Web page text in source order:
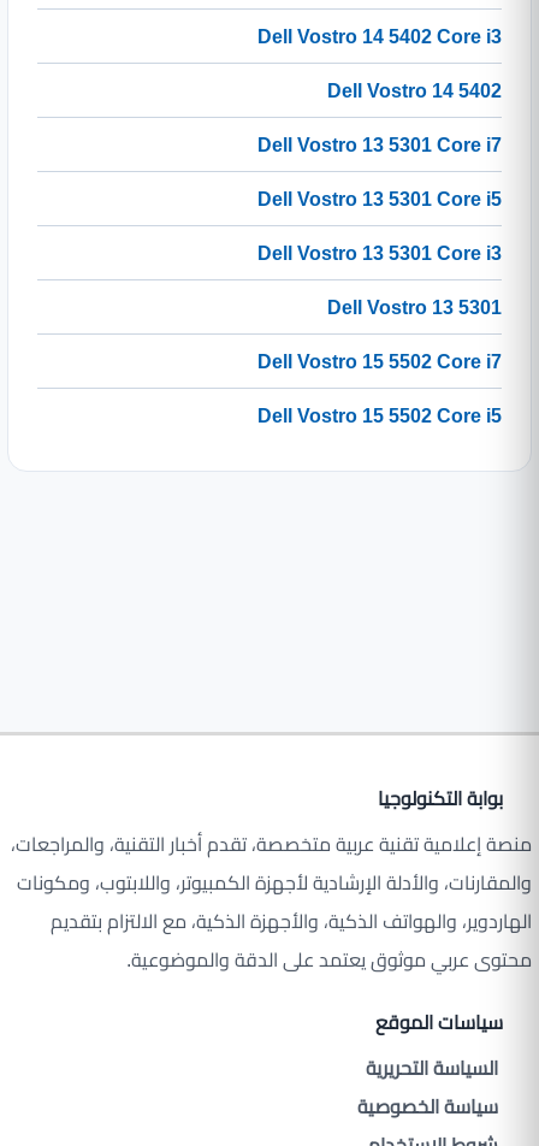
Dell Vostro 14 5402 Core i3
Dell Vostro 14 5402
Dell Vostro 13 5301 Core i7
Dell Vostro 13 5301 Core i5
Dell Vostro 13 5301 Core i3
Dell Vostro 13 5301
Dell Vostro 15 5502 Core i7
Dell Vostro 15 5502 Core i5
بوابة التكنولوجيا
منصة إعلامية تقنية عربية متخصصة، تقدم أخبار التقنية، والمراجعات،
والمقارنات، والأدلة الإرشادية لأجهزة الكمبيوتر، واللابتوب، ومكونات
الهاردوير، والهواتف الذكية، والأجهزة الذكية، مع الالتزام بتقديم
محتوى عربي موثوق يعتمد على الدقة والموضوعية.
سياسات الموقع
السياسة التحريرية
سياسة الخصوصية